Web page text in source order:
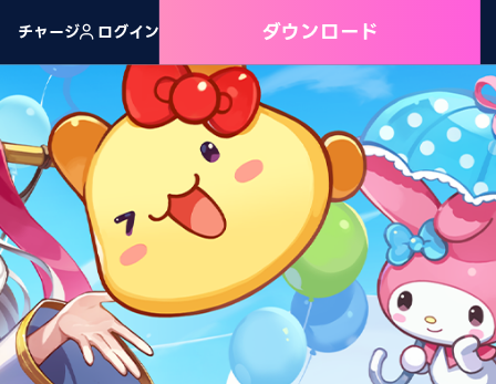
チャージ ログイン ダウンロード